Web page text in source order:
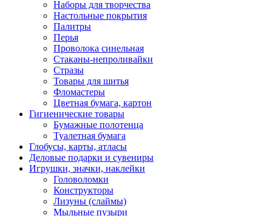
Наборы для творчества
Настольные покрытия
Палитры
Перья
Проволока синельная
Стаканы-непроливайки
Стразы
Товары для шитья
Фломастеры
Цветная бумага, картон
Гигиенические товары
Бумажные полотенца
Туалетная бумага
Глобусы, карты, атласы
Деловые подарки и сувениры
Игрушки, значки, наклейки
Головоломки
Конструкторы
Лизуны (слаймы)
Мыльные пузыри